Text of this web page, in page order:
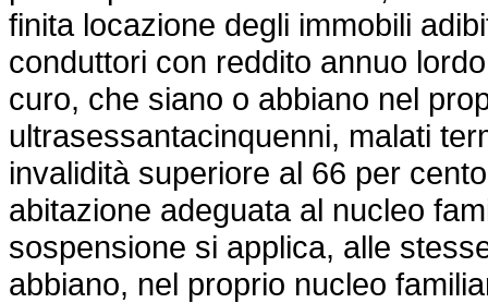
finita locazione degli immobili
conduttori con reddito annuo
curo, che siano o abbiano nel
ultrasessantacinquenni, malati
invalidità superiore al 66 per
abitazione adeguata al nucleo
sospensione si applica, alle
abbiano, nel proprio nucleo